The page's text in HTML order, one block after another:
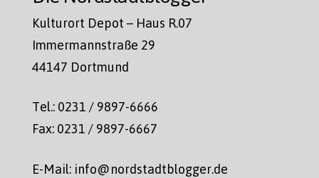
Kulturort Depot – Haus R.07
Immermannstraße 29
44147 Dortmund
Tel.: 0231 / 9897-6666
Fax: 0231 / 9897-6667
E-Mail: info@nordstadtblogger.de